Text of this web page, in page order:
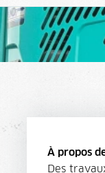
À propos
Des